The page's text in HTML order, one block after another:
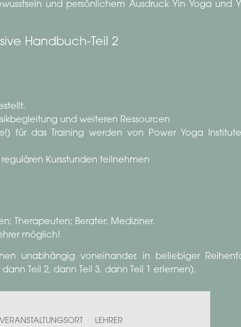
und persönlichem Ausdruck Yin Yoga und
Handbuch-Teil 2
und weiteren Ressourcen
für das Training werden von Power Yoga
Kursstunden teilnehmen
Therapeuten; Berater; Mediziner.
möglich!
unabhängig voneinander, in beliebiger
Teil 2, dann Teil 3, dann Teil 1 erlernen).
VERANSTALTUNGSORT LEHRER